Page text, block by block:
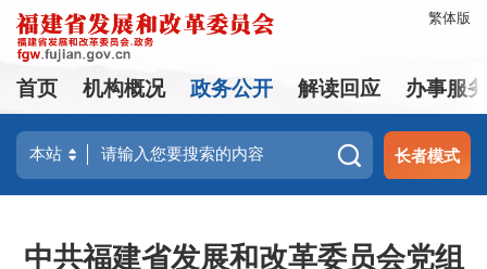
繁体版
首页 机构概况 政务公开 解读回应 办事服
长者模式
中共福建省发展和改革委员会党组